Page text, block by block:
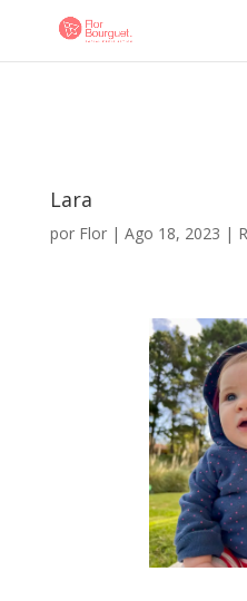
Lara
por Flor| Ago 18, 2023 |